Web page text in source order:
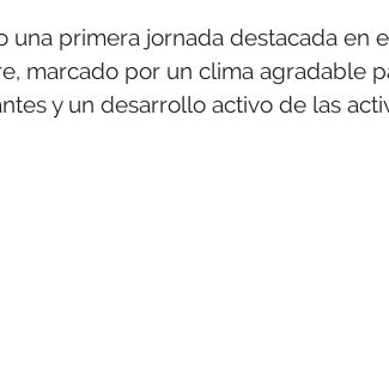
una primera jornada destacada en
marcado por un clima agradable
y un desarrollo activo de las